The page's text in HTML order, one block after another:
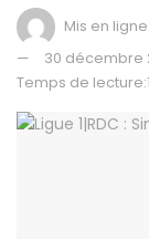
Mis en
30 décembre
Temps de